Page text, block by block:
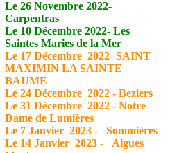
Le 26 Novembre 2022-
Carpentras
Le 10 Décembre 2022- Les
Saintes Maries de la Mer
Le 17Décembre 2022- SAINT
MAXIMIN LA SAINTE
BAUME
Le 24Décembre 2022 - Beziers
Le 31Décembre 2022 - Notre
Dame de Lumières
Le 7 Janvier 2023 - Sommières
Le 14 Janvier 2023 - Aigues